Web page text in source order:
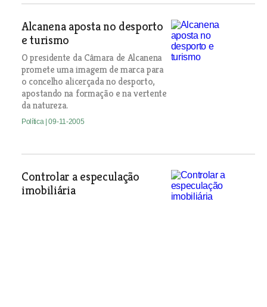
Alcanena aposta no desporto
e turismo
O presidente da Câmara de Alcanena
promete uma imagem de marca para
o concelho alicerçada no desporto,
apostando na formação e na vertente
da natureza.
Política | 09-11-2005
Controlar a especulação
imobiliária